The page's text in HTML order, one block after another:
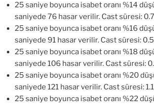
25 saniye boyunca isabet oranı %14
saniyede 76 hasar verilir. Cast süresi:
25 saniye boyunca isabet oranı %16
saniyede 91 hasar verilir. Cast süresi:
25 saniye boyunca isabet oranı %18
saniyede 106 hasar verilir. Cast süresi:
25 saniye boyunca isabet oranı %20
saniyede 121 hasar verilir. Cast süresi:
25 saniye boyunca isabet oranı %22